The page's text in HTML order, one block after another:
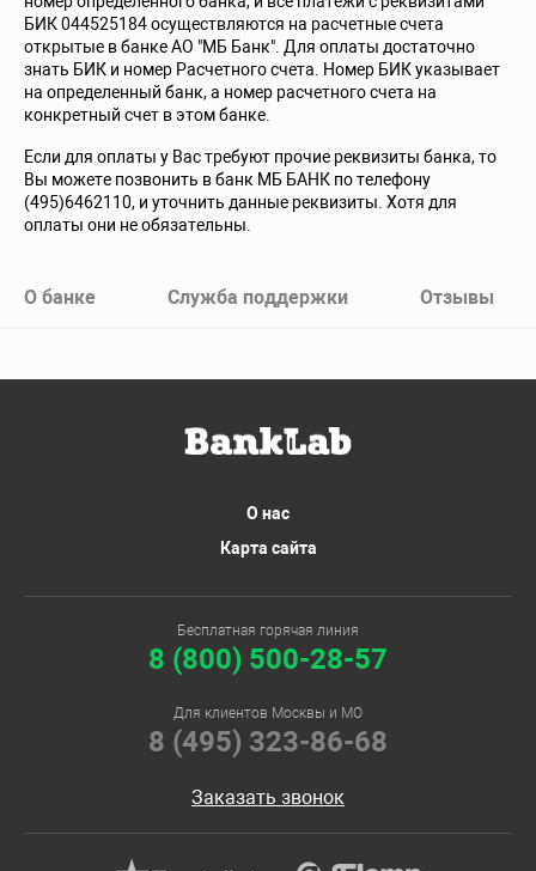
БИК 044525184 осуществляются на расчетные счета
открытые в банке АО "МБ Банк". Для оплаты достаточно
знать БИК и номер Расчетного счета. Номер БИК указывает
на определенный банк, а номер расчетного счета на
конкретный счет в этом банке.
Если для оплаты у Вас требуют прочие реквизиты банка, то
Вы можете позвонить в банк МБ БАНК по телефону
(495)6462110, и уточнить данные реквизиты. Хотя для
оплаты они не обязательны.
О банке Служба поддержки Отзывы
О нас
Карта сайта
Бесплатная горячая линия
8 (800) 500-28-57
Для клиентов Москвы и МО
8 (495) 323-86-68
Заказать звонок